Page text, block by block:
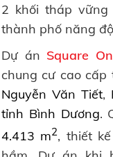
2 khối tháp
thành phố năng
Dự án Square
chung cư cao
Nguyễn Văn Tiết,
tỉnh Bình Dương.
4.413 m2, thiết